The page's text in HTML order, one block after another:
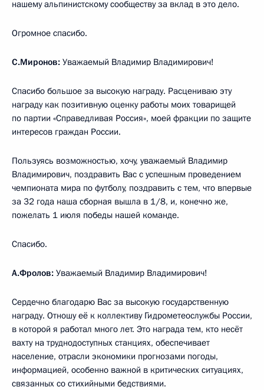
нашему альпинистскому сообществу за вклад в это дело.
Огромное спасибо.
С.Миронов: Уважаемый Владимир Владимирович!
Спасибо большое за высокую награду. Расцениваю эту
награду как позитивную оценку работы моих товарищей
по партии «Справедливая Россия», моей фракции по защите
интересов граждан России.
Пользуясь возможностью, хочу, уважаемый Владимир
Владимирович, поздравить Вас с успешным проведением
чемпионата мира по футболу, поздравить с тем, что впервые
за 32 года наша сборная вышла в 1/8, и, конечно же,
пожелать 1 июля победы нашей команде.
Спасибо.
А.Фролов: Уважаемый Владимир Владимирович!
Сердечно благодарю Вас за высокую государственную
награду. Отношу её к коллективу Гидрометеослужбы России,
в которой я работал много лет. Это награда тем, кто несёт
вахту на труднодоступных станциях, обеспечивает
население, отрасли экономики прогнозами погоды,
информацией, особенно важной в критических ситуациях,
связанных со стихийными бедствиями.